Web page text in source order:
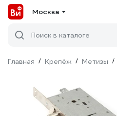
Москва
Поиск в каталоге
Главная / Крепёж / Метизы /